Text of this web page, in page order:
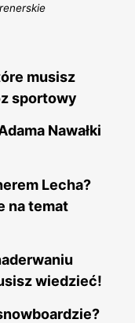
musisz
sportowy
Nawałki
Lecha?
na temat
wiedzieć!